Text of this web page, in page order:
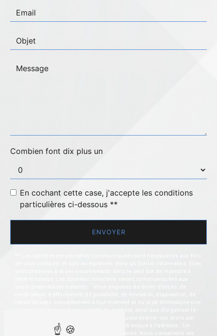
Combien font dix plus un
En cochant cette case, j'accepte les conditions
particulières ci-dessous **
ENVOYER
voie postale à l'adresse ou par courrier électronique à l'adresse . Un
justificatif d'identité pourra vous être demandé. Nous conservons vos